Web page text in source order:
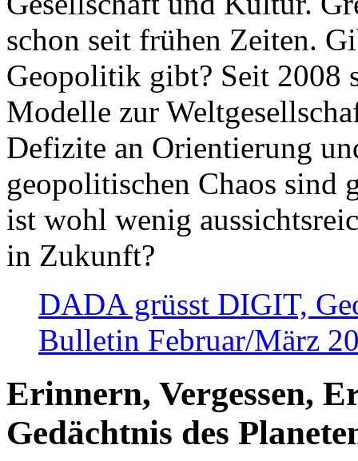
schon seit frühen Zeiten.
Geopolitik gibt? Seit 2008
Modelle zur
Defizite an Orientierung
geopolitischen Chaos sind
ist wohl wenig
in Zukunft?
DADA grüsst DIGIT,
Bulletin Februar/März
Erinnern, Vergessen,
Gedächtnis des